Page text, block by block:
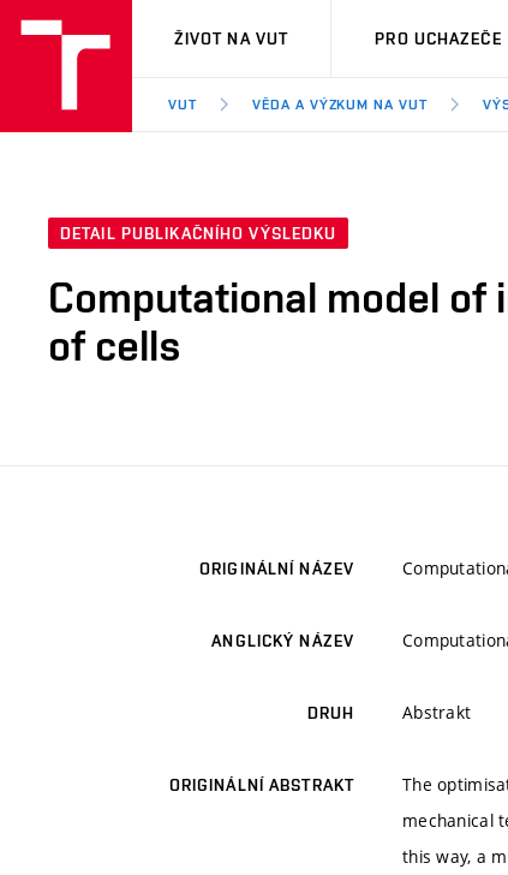
VUT
ŽIVOT NA VUT PRO UCHAZEČE
VUT VĚDA A VÝZKUM NA VUT
DETAIL PUBLIKAČNÍHO VÝSLEDKU
Computational model
of cells
ORIGINÁLNÍ NÁZEV
ANGLICKÝ NÁZEV
DRUH Abstrakt
ORIGINÁLNÍ ABSTRAKT
The
mechanical
this way, a